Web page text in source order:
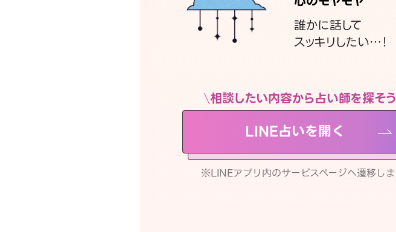
誰かに話して
スッキリしたい…！
相談したい内容から占い師を探そう
LINE占いを開く
※LINEアプリ内のサービスページへ遷移し